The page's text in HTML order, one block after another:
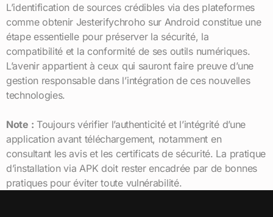
L’identification de sources crédibles via des plateformes
comme obtenir Jesterifychroho sur Android constitue une
étape essentielle pour préserver la sécurité, la
compatibilité et la conformité de ses outils numériques.
L’avenir appartient à ceux qui sauront faire preuve d’une
gestion responsable dans l’intégration de ces nouvelles
technologies.
Note : Toujours vérifier l’authenticité et l’intégrité d’une
application avant téléchargement, notamment en
consultant les avis et les certificats de sécurité. La pratique
d’installation via APK doit rester encadrée par de bonnes
pratiques pour éviter toute vulnérabilité.